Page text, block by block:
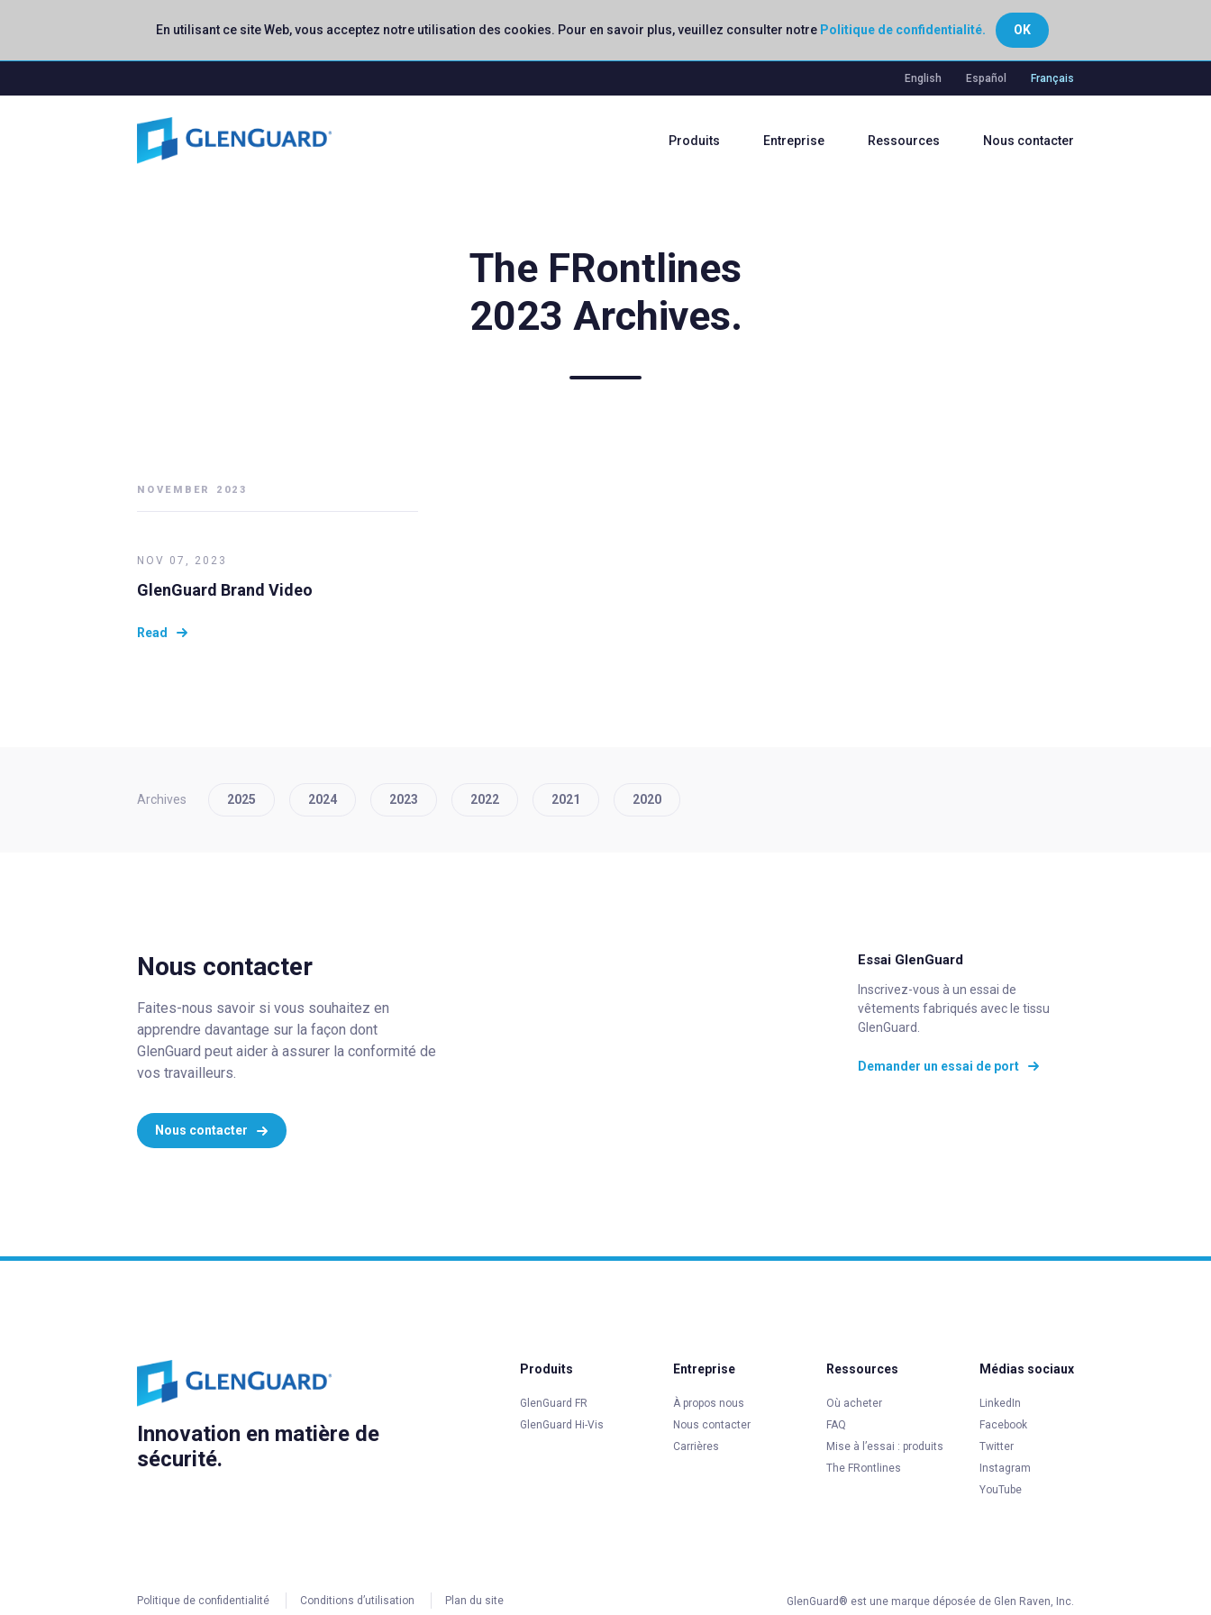
En utilisant ce site Web, vous acceptez notre utilisation des cookies. Pour en savoir plus, veuillez consulter notre Politique de confidentialité. OK
English Español Français
Produits Entreprise Ressources Nous contacter
The FRontlines
2023 Archives.
NOVEMBER 2023
NOV 07, 2023
GlenGuard Brand Video
Read
Archives 2025 2024 2023 2022 2021 2020
Nous contacter
Faites-nous savoir si vous souhaitez en
apprendre davantage sur la façon dont
GlenGuard peut aider à assurer la conformité de
vos travailleurs.
Nous contacter
Essai GlenGuard
Inscrivez-vous à un essai de
vêtements fabriqués avec le tissu
GlenGuard.
Demander un essai de port
Innovation en matière de
sécurité.
Produits
GlenGuard FR
GlenGuard Hi-Vis
Entreprise
À propos nous
Nous contacter
Carrières
Ressources
Où acheter
FAQ
Mise à l’essai : produits
The FRontlines
Médias sociaux
LinkedIn
Facebook
Twitter
Instagram
YouTube
Politique de confidentialité Conditions d’utilisation Plan du site GlenGuard® est une marque déposée de Glen Raven, Inc.